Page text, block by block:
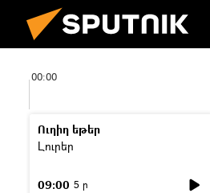
00:00
Ուղիղ եթեր
Լուրեր
09:00 5 ր